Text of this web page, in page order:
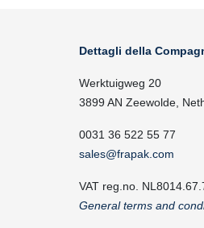
Dettagli della
Werktuigweg 20
3899 AN Zeewolde,
0031 36 522 55 77
sales@frapak.com
VAT reg.no.
General terms and